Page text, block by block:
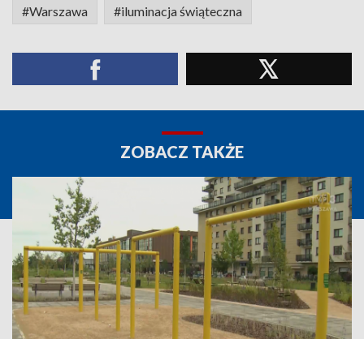
#Warszawa #iluminacja świąteczna
ZOBACZ TAKŻE